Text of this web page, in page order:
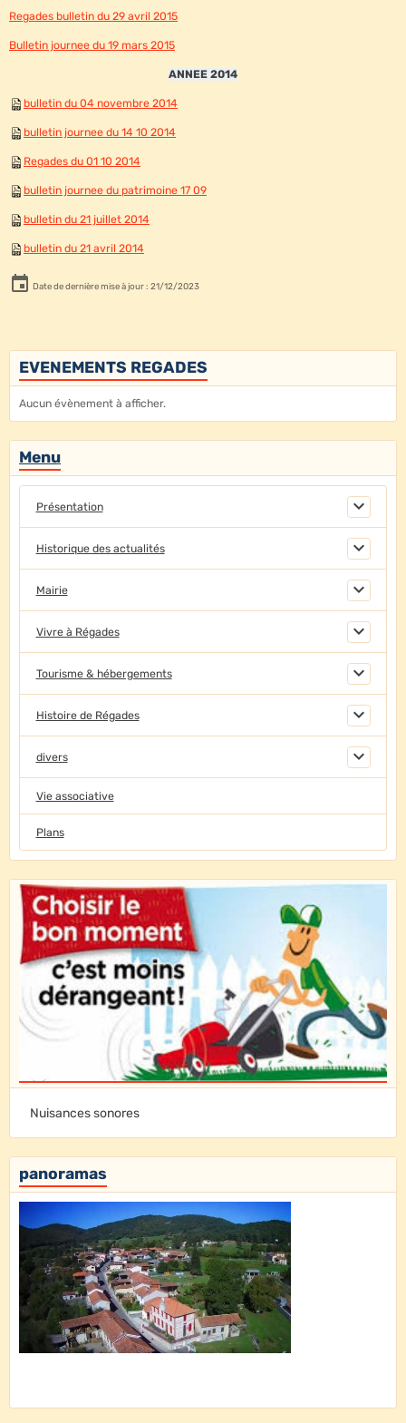
Regades bulletin du 29 avril 2015
Bulletin journee du 19 mars 2015
ANNEE 2014
bulletin du 04 novembre 2014
bulletin journee du 14 10 2014
Regades du 01 10 2014
bulletin journee du patrimoine 17 09
bulletin du 21 juillet 2014
bulletin du 21 avril 2014
Date de dernière mise à jour : 21/12/2023
EVENEMENTS REGADES
Aucun évènement à afficher.
Menu
Présentation
Historique des actualités
Mairie
Vivre à Régades
Tourisme & hébergements
Histoire de Régades
divers
Vie associative
Plans
Nuisances sonores
panoramas